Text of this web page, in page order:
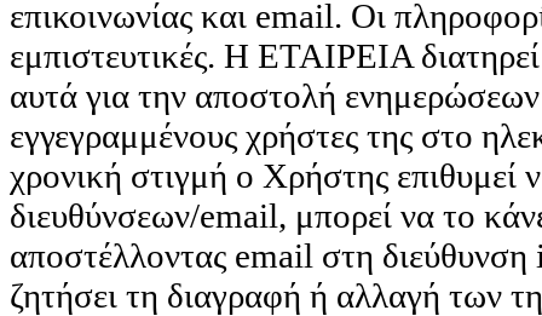
επικοινωνίας και email. Οι
εμπιστευτικές. Η ΕΤΑΙΡΕΙΑ
αυτά για την αποστολή
εγγεγραμμένους χρήστες της στο
χρονική στιγμή ο Χρήστης
διευθύνσεων/email, μπορεί να το
αποστέλλοντας email στη
ζητήσει τη διαγραφή ή αλλαγή των